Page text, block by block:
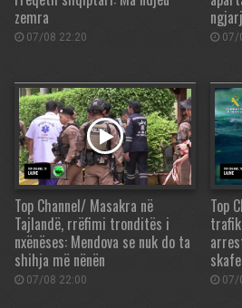
zemra
07/08 22:20 07/
Top Channel/ Masakra në
Tajlandë, rrëfimi tronditës i
nxënëses: Mendova se nuk do ta
shihja më nënën
07/08 22:00
Top
skafe
07/